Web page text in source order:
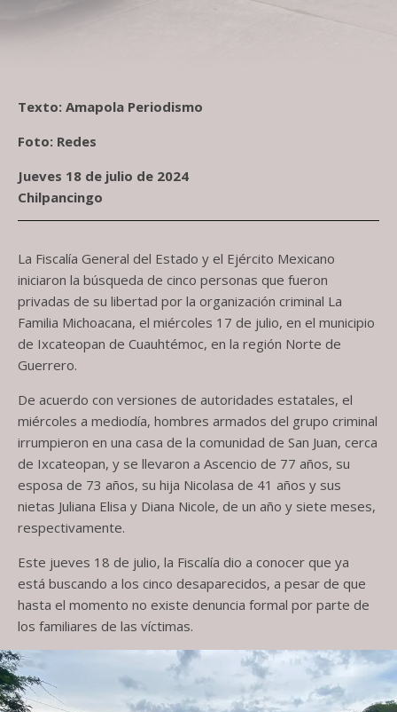
Texto: Amapola Periodismo
Foto: Redes
Jueves 18 de julio de 2024
Chilpancingo
La Fiscalía General del Estado y el Ejército Mexicano
iniciaron la búsqueda de cinco personas que fueron
privadas de su libertad por la organización criminal La
Familia Michoacana, el miércoles 17 de julio, en el municipio
de Ixcateopan de Cuauhtémoc, en la región Norte de
Guerrero.
De acuerdo con versiones de autoridades estatales, el
miércoles a mediodía, hombres armados del grupo criminal
irrumpieron en una casa de la comunidad de San Juan, cerca
de Ixcateopan, y se llevaron a Ascencio de 77 años, su
esposa de 73 años, su hija Nicolasa de 41 años y sus
nietas Juliana Elisa y Diana Nicole, de un año y siete meses,
respectivamente.
Este jueves 18 de julio, la Fiscalía dio a conocer que ya
está buscando a los cinco desaparecidos, a pesar de que
hasta el momento no existe denuncia formal por parte de
los familiares de las víctimas.